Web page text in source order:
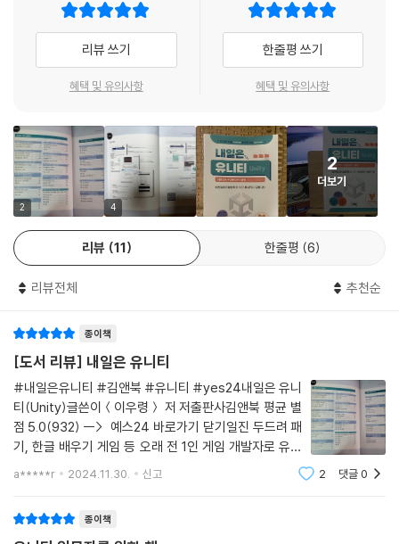
03 애니메이션과 소리
CHAPTER 03 게임 수학
01 삼각함수
CHAPTER 04 3D 프로그래밍
01 3D 오브젝트
02 3D 컴포넌트
CHAPTER 05 실습 프로젝트 05: 3D 플랫포머 게임
01 텍스쳐
03 조작과 애니메이션
CHAPTER 06 비동기 처리
01 코루틴
02 비동기와 스레드
03 스레드 활용
CHAPTER 07 데이터 저장
02 직렬화
리뷰 쓰기
혜택 및 유의사항
한줄평 쓰기
혜택 및 유의사항
2 4
2
더보기
리뷰 11 한줄평 6
리뷰전체 추천순
종이책
[도서 리뷰] 내일은 유니티
#내일은유니티 #김앤북 #유니티 #yes24내일은 유니
티(Unity)글쓴이＜이우령＞ 저 저출판사김앤북 평균 별
점 5.0(932) --> 예스24 바로가기 닫기일진 두드려 패
기, 한글 배우기 게임 등 오래 전 1인 게임 개발자로 유니
티 기반의 다양한 게임들을 출시하곤 했습니다. 그 땐 너
a*****r 2024.11.30. 신고 2 댓글0
종이책